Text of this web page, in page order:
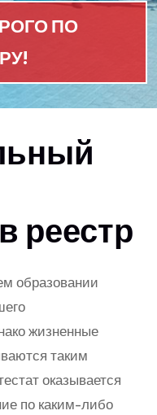
ПО
реестр
образовании
жизненные
таким
оказывается
по каким-либо